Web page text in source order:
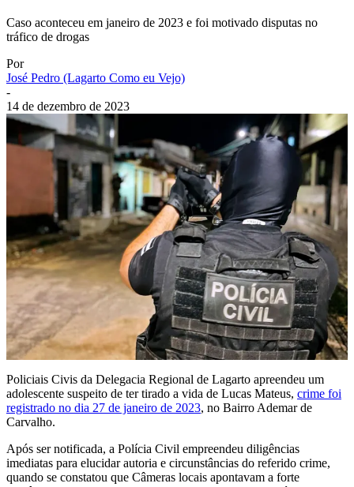
Caso aconteceu em janeiro de 2023 e foi motivado disputas no
tráfico de drogas
Por
José Pedro (Lagarto Como eu Vejo)
-
14 de dezembro de 2023
Policiais Civis da Delegacia Regional de Lagarto apreendeu um
adolescente suspeito de ter tirado a vida de Lucas Mateus, crime foi
registrado no dia 27 de janeiro de 2023, no Bairro Ademar de
Carvalho.
Após ser notificada, a Polícia Civil empreendeu diligências
imediatas para elucidar autoria e circunstâncias do referido crime,
quando se constatou que Câmeras locais apontavam a forte